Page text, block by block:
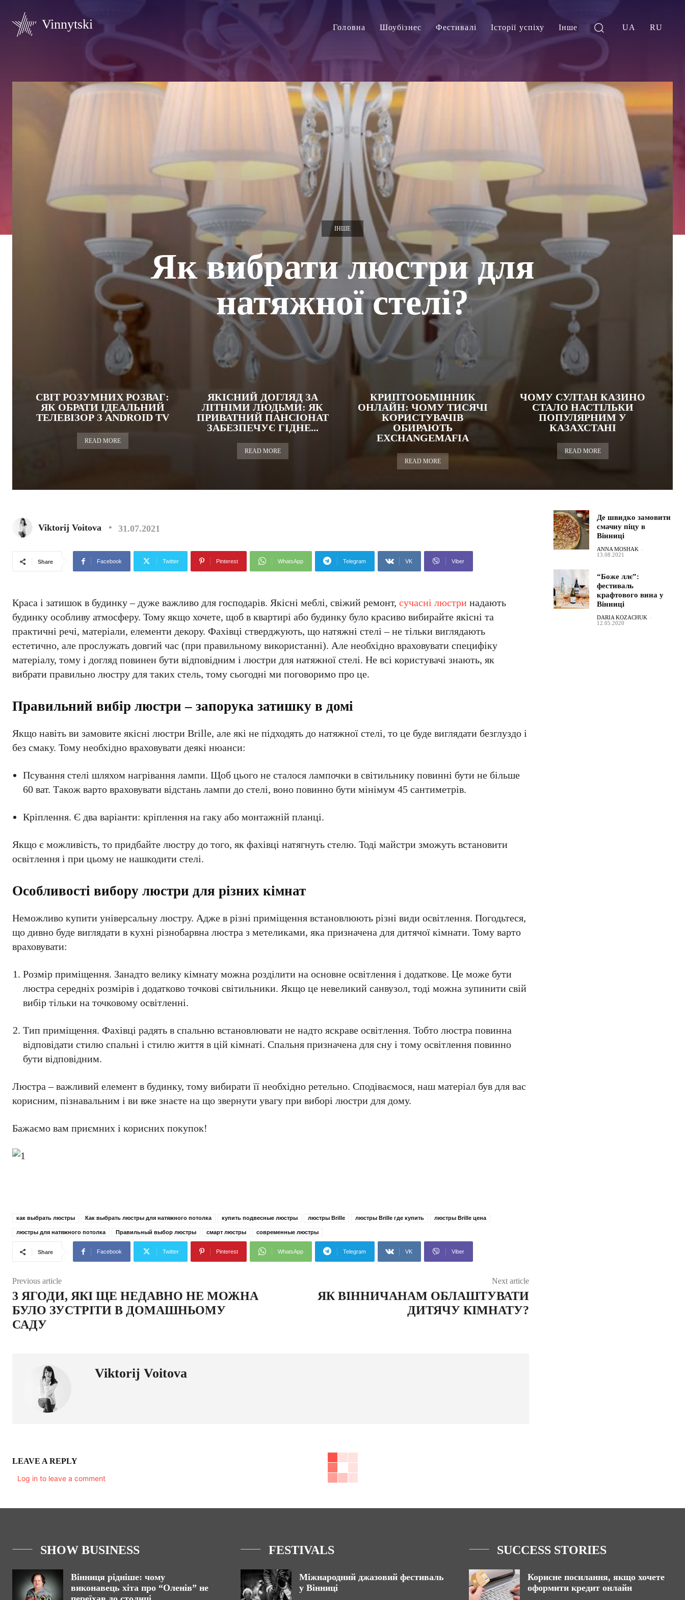
Vinnytski Головна Шоубізнес Фестивалі Історії успіху Інше UA RU
ІНШЕ
Як вибрати люстри для
натяжної стелі?
СВІТ РОЗУМНИХ РОЗВАГ:
ЯК ОБРАТИ ІДЕАЛЬНИЙ
ТЕЛЕВІЗОР З ANDROID TV
READ MORE
ЯКІСНИЙ ДОГЛЯД ЗА
ЛІТНІМИ ЛЮДЬМИ: ЯК
ПРИВАТНИЙ ПАНСІОНАТ
ЗАБЕЗПЕЧУЄ ГІДНЕ...
READ MORE
КРИПТООБМІННИК
ОНЛАЙН: ЧОМУ ТИСЯЧІ
КОРИСТУВАЧІВ
ОБИРАЮТЬ
EXCHANGEMAFIA
READ MORE
ЧОМУ СУЛТАН КАЗИНО
СТАЛО НАСТІЛЬКИ
ПОПУЛЯРНИМ У
КАЗАХСТАНІ
READ MORE
Viktorij Voitova 31.07.2021
Share Facebook Twitter Pinterest WhatsApp Telegram VK Viber
Краса і затишок в будинку – дуже важливо для господарів. Якісні меблі, свіжий ремонт, сучасні люстри надають
будинку особливу атмосферу. Тому якщо хочете, щоб в квартирі або будинку було красиво вибирайте якісні та
практичні речі, матеріали, елементи декору. Фахівці стверджують, що натяжні стелі – не тільки виглядають
естетично, але прослужать довгий час (при правильному використанні). Але необхідно враховувати специфіку
матеріалу, тому і догляд повинен бути відповідним і люстри для натяжної стелі. Не всі користувачі знають, як
вибрати правильно люстру для таких стель, тому сьогодні ми поговоримо про це.
Правильний вибір люстри – запорука затишку в домі
Якщо навіть ви замовите якісні люстри Brille, але які не підходять до натяжної стелі, то це буде виглядати безглуздо і
без смаку. Тому необхідно враховувати деякі нюанси:
Псування стелі шляхом нагрівання лампи. Щоб цього не сталося лампочки в світильнику повинні бути не більше
60 ват. Також варто враховувати відстань лампи до стелі, воно повинно бути мінімум 45 сантиметрів.
Кріплення. Є два варіанти: кріплення на гаку або монтажній планці.
Якщо є можливість, то придбайте люстру до того, як фахівці натягнуть стелю. Тоді майстри зможуть встановити
освітлення і при цьому не нашкодити стелі.
Особливості вибору люстри для різних кімнат
Неможливо купити універсальну люстру. Адже в різні приміщення встановлюють різні види освітлення. Погодьтеся,
що дивно буде виглядати в кухні різнобарвна люстра з метеликами, яка призначена для дитячої кімнати. Тому варто
враховувати:
Розмір приміщення. Занадто велику кімнату можна розділити на основне освітлення і додаткове. Це може бути
люстра середніх розмірів і додатково точкові світильники. Якщо це невеликий санвузол, тоді можна зупинити свій
вибір тільки на точковому освітленні.
Тип приміщення. Фахівці радять в спальню встановлювати не надто яскраве освітлення. Тобто люстра повинна
відповідати стилю спальні і стилю життя в цій кімнаті. Спальня призначена для сну і тому освітлення повинно
бути відповідним.
Люстра – важливий елемент в будинку, тому вибирати її необхідно ретельно. Сподіваємося, наш матеріал був для вас
корисним, пізнавальним і ви вже знаєте на що звернути увагу при виборі люстри для дому.
Бажаємо вам приємних і корисних покупок!
как выбрать люстры Как выбрать люстры для натяжного потолка купить подвесные люстры люстры Brille люстры Brille где купить люстры Brille цена
люстры для натяжного потолка Правильный выбор люстры смарт люстры современные люстры
Share Facebook Twitter Pinterest WhatsApp Telegram VK Viber
Previous article
3 ЯГОДИ, ЯКІ ЩЕ НЕДАВНО НЕ МОЖНА
БУЛО ЗУСТРІТИ В ДОМАШНЬОМУ
САДУ
Next article
ЯК ВІННИЧАНАМ ОБЛАШТУВАТИ
ДИТЯЧУ КІМНАТУ?
Viktorij Voitova
LEAVE A REPLY
Log in to leave a comment
Де швидко замовити
смачну піцу в
Вінниці
ANNA MOSHAK -
13.08.2021
“Боже ллє”:
фестиваль
крафтового вина у
Вінниці
DARIA KOZACHUK -
12.05.2020
SHOW BUSINESS
Вінниця рідніше: чому
виконавець хіта про “Оленів” не
FESTIVALS
Міжнародний джазовий фестиваль
у Вінниці
SUCCESS STORIES
Корисне посилання, якщо хочете
оформити кредит онлайн